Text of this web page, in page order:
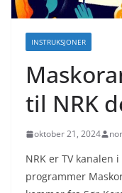
INSTRUKSJONER
til NRK
oktober 21, 2024
NRK er TV
programmer